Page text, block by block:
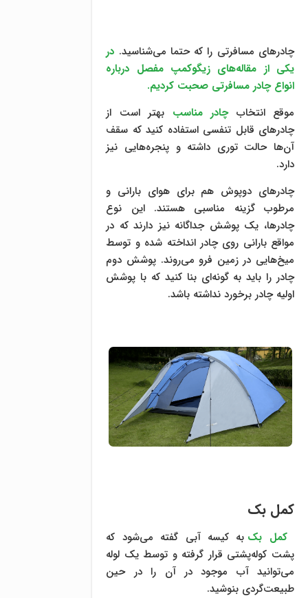
چادرهای مسافرتی را که حتما می‌شناسید. در
یکی از مقاله‌های زیگوکمپ مفصل درباره
انواع چادر مسافرتی صحبت کردیم.
موقع انتخابچادر مناسب بهتر است از
چادرهای قابل تنفسی استفاده کنید که سقف
آن‌ها حالت توری داشته و پنجره‌هایی نیز
دارد.
چادرهای دوپوش هم برای هوای بارانی و
مرطوب گزینه مناسبی هستند. این نوع
چادرها، یک پوشش جداگانه نیز دارند که در
مواقع بارانی روی چادر انداخته شده و توسط
میخ‌هایی در زمین فرو می‌روند. پوشش دوم
چادر را باید به گونه‌ای بنا کنید که با پوشش
اولیه چادر برخورد نداشته باشد.
کمل بک
کمل بک به کیسه آبی گفته می‌شود که
پشت کوله‌پشتی قرار گرفته و توسط یک لوله
می‌توانید آب موجود در آن را در حین
طبیعت‌گردی بنوشید.